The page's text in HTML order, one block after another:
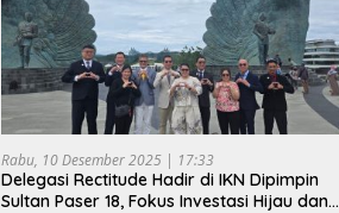
Rabu, 10 Desember 2025 | 17:33
Delegasi Rectitude Hadir di IKN Dipimpin
Sultan Paser 18, Fokus Investasi Hijau dan